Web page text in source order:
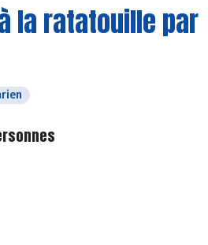
la ratatouille par